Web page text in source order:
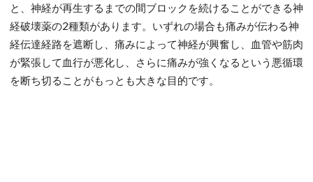
と、神経が再生するまでの間ブロックを続けることができる神
経破壊薬の2種類があります。いずれの場合も痛みが伝わる神
経伝達経路を遮断し、痛みによって神経が興奮し、血管や筋肉
が緊張して血行が悪化し、さらに痛みが強くなるという悪循環
を断ち切ることがもっとも大きな目的です。